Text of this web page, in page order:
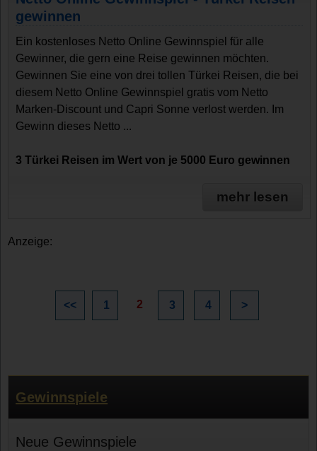
gewinnen
Ein kostenloses Netto Online Gewinnspiel für alle
Gewinner, die gern eine Reise gewinnen möchten.
Gewinnen Sie eine von drei tollen Türkei Reisen, die bei
diesem Netto Online Gewinnspiel gratis vom Netto
Marken-Discount und Capri Sonne verlost werden. Im
Gewinn dieses Netto ...
3 Türkei Reisen im Wert von je 5000 Euro gewinnen
mehr lesen
Anzeige:
<< 1 2 3 4 >
Gewinnspiele
Neue Gewinnspiele